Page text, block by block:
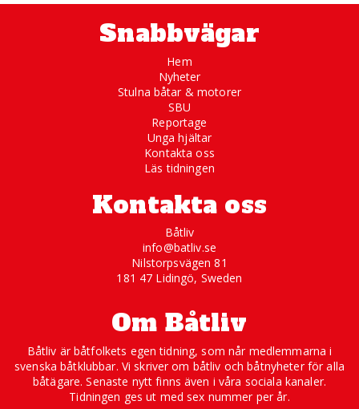
Snabbvägar
Hem
Nyheter
Stulna båtar & motorer
SBU
Reportage
Unga hjältar
Kontakta oss
Läs tidningen
Kontakta oss
Båtliv
info@batliv.se
Nilstorpsvägen 81
181 47 Lidingö, Sweden
Om Båtliv
Båtliv är båtfolkets egen tidning, som når medlemmarna i
svenska båtklubbar. Vi skriver om båtliv och båtnyheter för alla
båtägare. Senaste nytt finns även i våra sociala kanaler.
Tidningen ges ut med sex nummer per år.